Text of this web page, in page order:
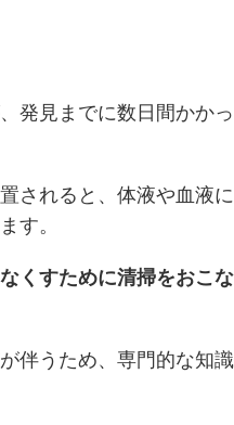
発見までに数日間かか
されると、体液や血液
す。
くすために清掃をおこ
伴うため、専門的な知